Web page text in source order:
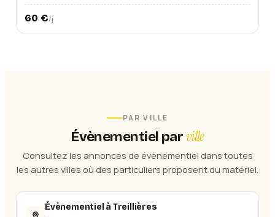
60 €/j
PAR VILLE
Évènementiel parville
Consultez les annonces de évènementiel dans toutes
les autres villes où des particuliers proposent du matériel.
Évènementiel à Treillières